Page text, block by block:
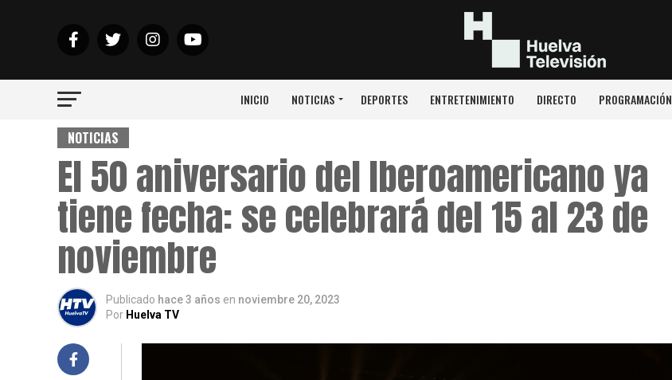
INICIO NOTICIAS DEPORTES ENTRETENIMIENTO DIRECTO PROGRAMACIÓN
NOTICIAS
El 50 aniversario del Iberoamericano ya
tiene fecha: se celebrará del 15 al 23 de
noviembre
Publicado hace 3 años en noviembre 20, 2023
Por Huelva TV